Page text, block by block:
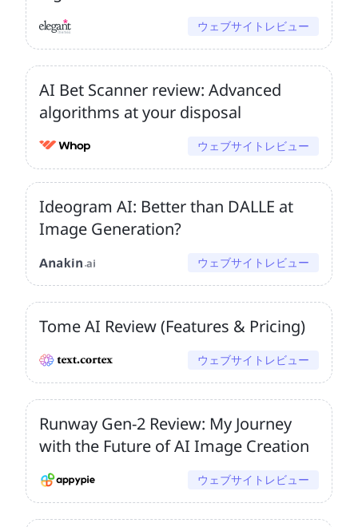
ウェブサイトレビュー
AI Bet Scanner review: Advanced
algorithms at your disposal
ウェブサイトレビュー
Ideogram AI: Better than DALLE at
Image Generation?
ウェブサイトレビュー
Tome AI Review (Features & Pricing)
ウェブサイトレビュー
Runway Gen-2 Review: My Journey
with the Future of AI Image Creation
ウェブサイトレビュー